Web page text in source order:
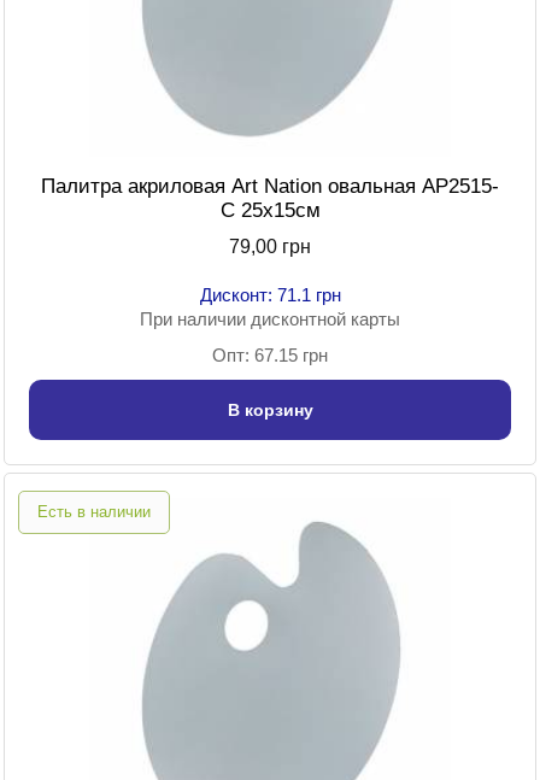
Палитра акриловая Art Nation овальная AP2515-
C 25х15см
79,00 грн
Дисконт: 71.1 грн
При наличии дисконтной карты
Опт: 67.15 грн
В корзину
Есть в наличии